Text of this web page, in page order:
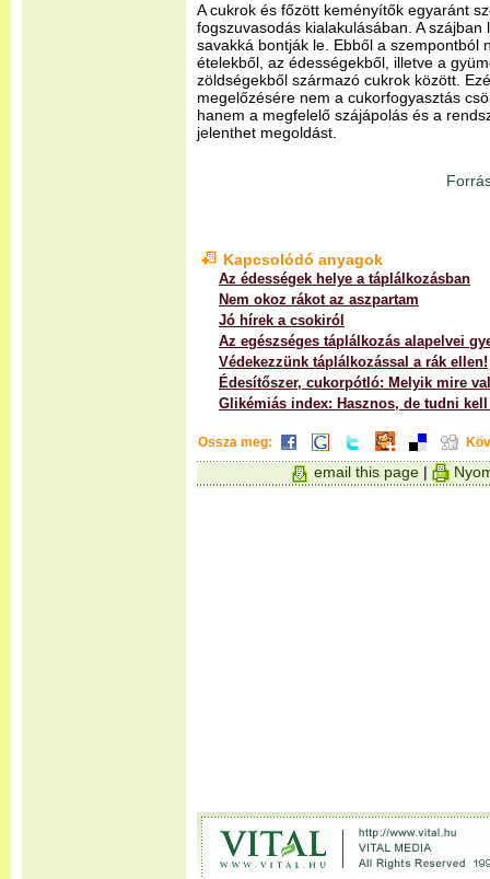
A cukrok és főzött keményítők egyaránt
fogszuvasodás kialakulásában. A
savakká bontják le. Ebből a szempontból
ételekből, az édességekből, illetve a
zöldségekből származó cukrok között.
megelőzésére nem a cukorfogyasztás
hanem a megfelelő szájápolás és a
jelenthet megoldást.
Kapcsolódó anyagok
Az édességek helye a táplálkozásban
Nem okoz rákot az aszpartam
Jó hírek a csokiról
Az egészséges táplálkozás alapelvei
Védekezzünk táplálkozással a rák ellen!
Édesítőszer, cukorpótló: Melyik mire
Glikémiás index: Hasznos, de tudni
Ossza meg:
email this page |